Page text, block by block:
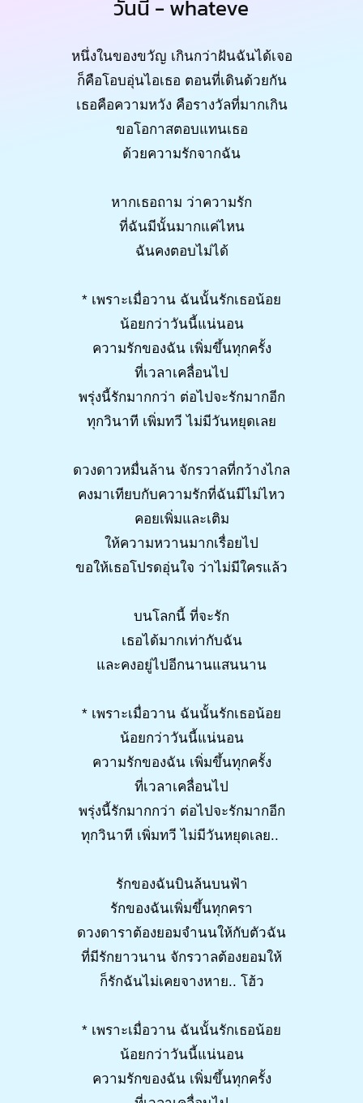
วันนี้ - whateve
หนึ่งในของขวัญ เกินกว่าฝันฉันได้เจอ
ก็คือโอบอุ่นไอเธอ ตอนที่เดินด้วยกัน
เธอคือความหวัง คือรางวัลที่มากเกิน
ขอโอกาสตอบแทนเธอ
ด้วยความรักจากฉัน
หากเธอถาม ว่าความรัก
ที่ฉันมีนั้นมากแค่ไหน
ฉันคงตอบไม่ได้
* เพราะเมื่อวาน ฉันนั้นรักเธอน้อย
น้อยกว่าวันนี้แน่นอน
ความรักของฉัน เพิ่มขึ้นทุกครั้ง
ที่เวลาเคลื่อนไป
พรุ่งนี้รักมากกว่า ต่อไปจะรักมากอีก
ทุกวินาที เพิ่มทวี ไม่มีวันหยุดเลย
ดวงดาวหมื่นล้าน จักรวาลที่กว้างไกล
คงมาเทียบกับความรักที่ฉันมีไม่ไหว
คอยเพิ่มและเติม
ให้ความหวานมากเรื่อยไป
ขอให้เธอโปรดอุ่นใจ ว่าไม่มีใครแล้ว
บนโลกนี้ ที่จะรัก
เธอได้มากเท่ากับฉัน
และคงอยู่ไปอีกนานแสนนาน
* เพราะเมื่อวาน ฉันนั้นรักเธอน้อย
น้อยกว่าวันนี้แน่นอน
ความรักของฉัน เพิ่มขึ้นทุกครั้ง
ที่เวลาเคลื่อนไป
พรุ่งนี้รักมากกว่า ต่อไปจะรักมากอีก
ทุกวินาที เพิ่มทวี ไม่มีวันหยุดเลย..
รักของฉันบินล้นบนฟ้า
รักของฉันเพิ่มขึ้นทุกครา
ดวงดาราต้องยอมจำนนให้กับตัวฉัน
ที่มีรักยาวนาน จักรวาลต้องยอมให้
ก็รักฉันไม่เคยจางหาย.. โฮ้ว
* เพราะเมื่อวาน ฉันนั้นรักเธอน้อย
น้อยกว่าวันนี้แน่นอน
ความรักของฉัน เพิ่มขึ้นทุกครั้ง